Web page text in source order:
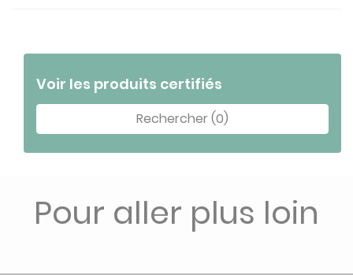
Voir les produits certifiés
Rechercher (0)
Pour aller plus loin